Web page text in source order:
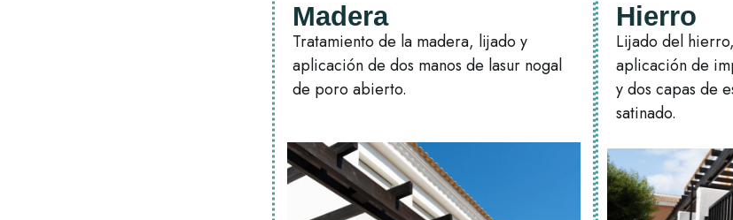
Madera
Tratamiento de la madera, lijado y
aplicación de dos manos de lasur nogal
de poro abierto.
Hierro
Lijado del
aplicación de
y dos capas de
satinado.